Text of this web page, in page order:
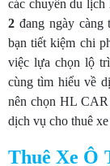
các chuyến du lịch
2 đang ngày
bạn tiết kiệm chi
việc lựa chọn lộ
cùng tìm hiểu về
nên chọn HL
dịch vụ cho thuê
Thuê Xe Ô